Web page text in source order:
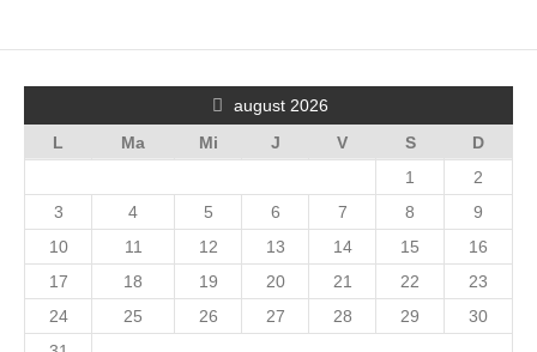
august 2026
L
Ma Mi J V S
D
1
2
3
4 5 6 7 8
9
10
11 12 13 14 15
16
17
18 19 20 21 22
23
24
25 26 27 28 29
30